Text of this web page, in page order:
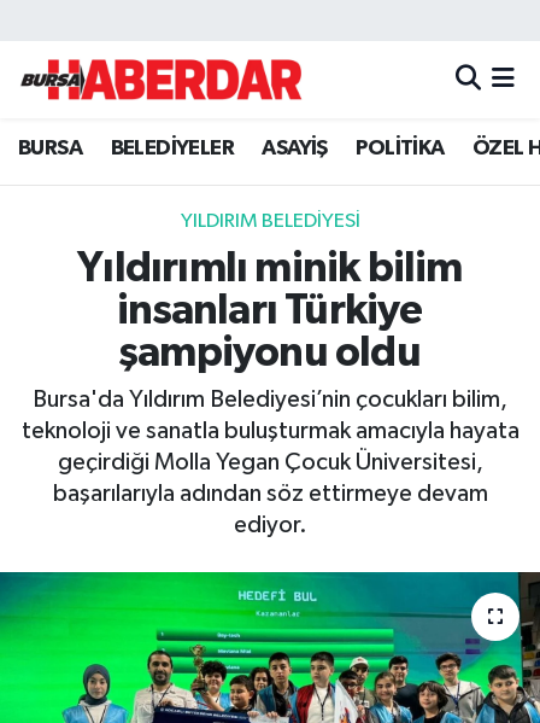
BURSA BELEDİYELER ASAYİŞ POLİTİKA ÖZEL
YILDIRIM BELEDİYESİ
Yıldırımlı minik bilim
insanları Türkiye
şampiyonu oldu
Bursa'da Yıldırım Belediyesi’nin çocukları bilim,
teknoloji ve sanatla buluşturmak amacıyla hayata
geçirdiği Molla Yegan Çocuk Üniversitesi,
başarılarıyla adından söz ettirmeye devam
ediyor.
Hava Durumu
Trafik Durumu
Süper Lig Puan Durumu ve Fikstür
Tüm Manşetler
Son Dakika Haberleri
Haber Arşivi